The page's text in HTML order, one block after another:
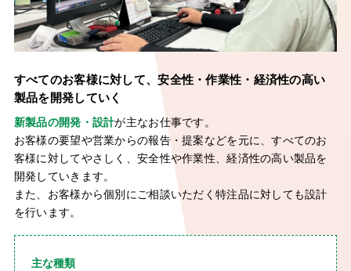
すべてのお客様に対して、安全性・作業性・ 経済性の高い
製品を開発していく
新製品の開発・設計が主なお仕事です。
お客様の要望や営業からの報告・提案などを元に、すべてのお
客様に対してやさしく、安全性や作業性、経済性の高い製品を
開発していきます。
また、お客様から個別にご相談いただく特注品に対しても設計
を行います。
主な種類